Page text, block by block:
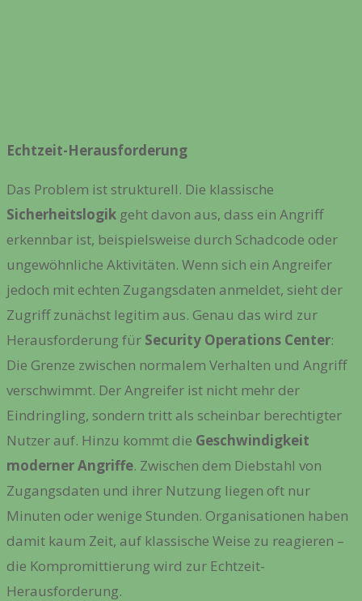
Echtzeit-Herausforderung
Das Problem ist strukturell. Die klassische
Sicherheitslogik geht davon aus, dass ein Angriff
erkennbar ist, beispielsweise durch Schadcode oder
ungewöhnliche Aktivitäten. Wenn sich ein Angreifer
jedoch mit echten Zugangsdaten anmeldet, sieht der
Zugriff zunächst legitim aus. Genau das wird zur
Herausforderung für Security Operations Center:
Die Grenze zwischen normalem Verhalten und Angriff
verschwimmt. Der Angreifer ist nicht mehr der
Eindringling, sondern tritt als scheinbar berechtigter
Nutzer auf. Hinzu kommt die Geschwindigkeit
moderner Angriffe. Zwischen dem Diebstahl von
Zugangsdaten und ihrer Nutzung liegen oft nur
Minuten oder wenige Stunden. Organisationen haben
damit kaum Zeit, auf klassische Weise zu reagieren –
die Kompromittierung wird zur Echtzeit-
Herausforderung.